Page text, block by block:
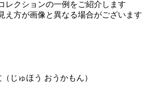
レクションの一例をご紹介します
方が画像と異なる場合がございます
じゅほう おうかもん）